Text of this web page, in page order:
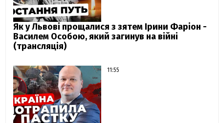
Як у Львові прощалися з зятем Ірини Фаріон -
Василем Особою, який загинув на війні
(трансляція)
11:55